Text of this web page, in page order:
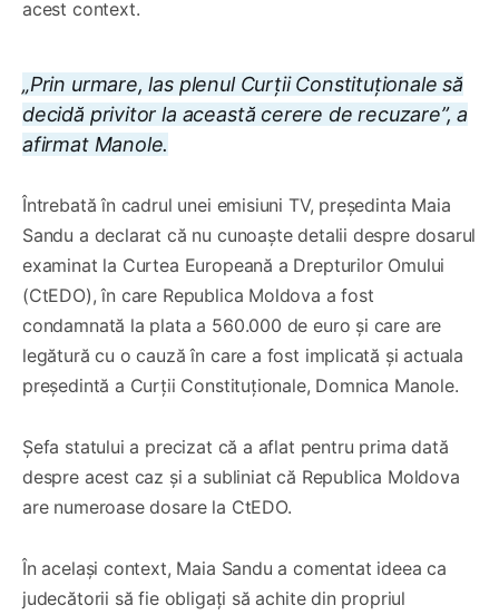
acest context.
„Prin urmare, las plenul Curții Constituționale să
decidă privitor la această cerere de recuzare”, a
afirmat Manole.
Întrebată în cadrul unei emisiuni TV, președinta Maia
Sandu a declarat că nu cunoaște detalii despre dosarul
examinat la Curtea Europeană a Drepturilor Omului
(CtEDO), în care Republica Moldova a fost
condamnată la plata a 560.000 de euro și care are
legătură cu o cauză în care a fost implicată și actuala
președintă a Curții Constituționale, Domnica Manole.
Șefa statului a precizat că a aflat pentru prima dată
despre acest caz și a subliniat că Republica Moldova
are numeroase dosare la CtEDO.
În același context, Maia Sandu a comentat ideea ca
judecătorii să fie obligați să achite din propriul